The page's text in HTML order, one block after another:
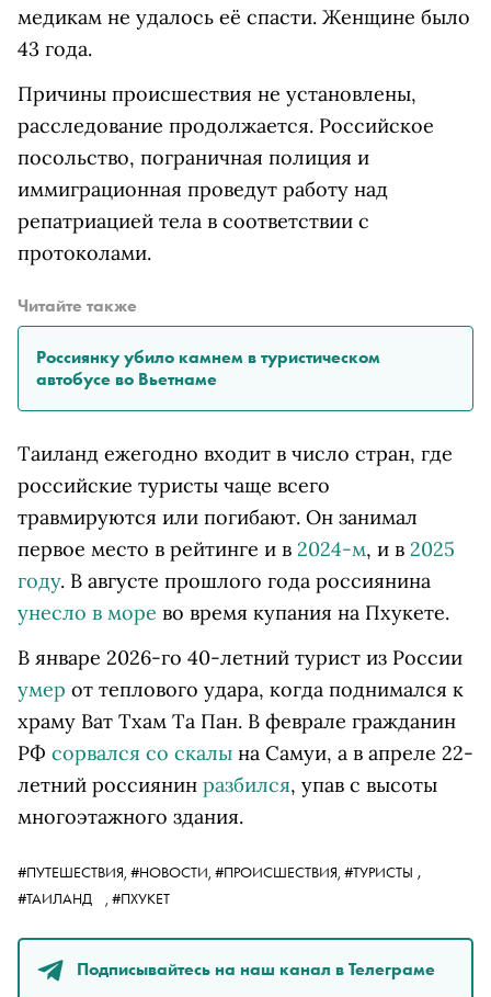
медикам не удалось её спасти. Женщине было
43 года.
Причины происшествия не установлены,
расследование продолжается. Российское
посольство, пограничная полиция и
иммиграционная проведут работу над
репатриацией тела в соответствии с
протоколами.
Читайте также
Россиянку убило камнем в туристическом
автобусе во Вьетнаме
Таиланд ежегодно входит в число стран, где
российские туристы чаще всего
травмируются или погибают. Он занимал
первое место в рейтинге и в 2024-м, и в 2025
году. В августе прошлого года россиянина
унесло в море во время купания на Пхукете.
В январе 2026-го 40-летний турист из России
умер от теплового удара, когда поднимался к
храму Ват Тхам Та Пан. В феврале гражданин
РФ сорвался со скалы на Самуи, а в апреле 22-
летний россиянин разбился, упав с высоты
многоэтажного здания.
#ПУТЕШЕСТВИЯ, #НОВОСТИ, #ПРОИСШЕСТВИЯ, #ТУРИСТЫ ,
#ТАИЛАНД , #ПХУКЕТ
Подписывайтесь на наш канал в Телеграме